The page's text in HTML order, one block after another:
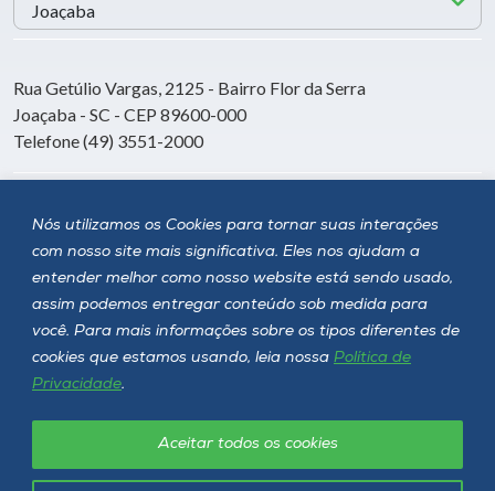
Nós utilizamos os Cookies para tornar suas interações
com nosso site mais significativa. Eles nos ajudam a
entender melhor como nosso website está sendo usado,
assim podemos entregar conteúdo sob medida para
você. Para mais informações sobre os tipos diferentes de
cookies que estamos usando, leia nossa Política de
Privacidade.
Aceitar todos os cookies
Rua Getúlio Vargas, 2125 - Bairro Flor da Serra
Joaçaba - SC - CEP 89600-000
Telefone (49) 3551-2000
Siga a Unoesc
Política de privacidade LGPD